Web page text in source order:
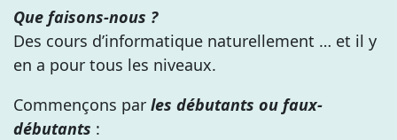
Que faisons-nous ?
Des cours d’informatique naturellement … et il y
en a pour tous les niveaux.
Commençons par les débutants ou faux-
débutants :